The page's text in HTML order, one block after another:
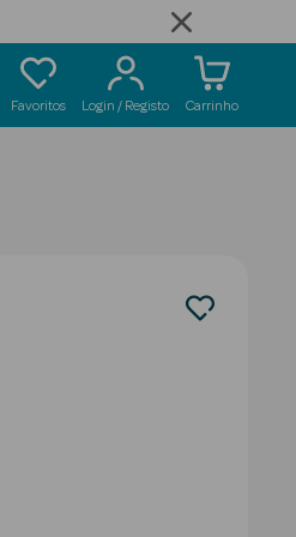
Favoritos Login / Registo Carrinho